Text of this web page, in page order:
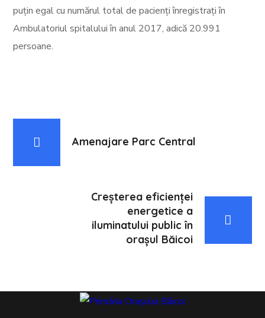
puțin egal cu numărul total de pacienți înregistrați în
Ambulatoriul spitalului în anul 2017, adică 20.991
persoane.
Amenajare Parc Central
Creșterea eficienței
energetice a
iluminatului public în
orașul Băicoi